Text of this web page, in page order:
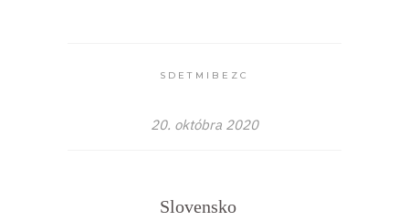
SDETMIBEZC
20. októbra 2020
Slovensko